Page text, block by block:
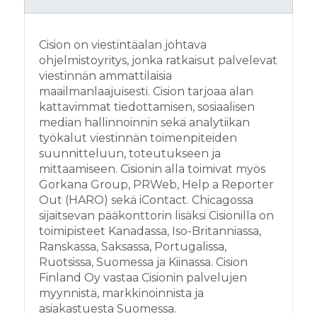
Cision on viestintäalan johtava
ohjelmistoyritys, jonka ratkaisut palvelevat
viestinnän ammattilaisia
maailmanlaajuisesti. Cision tarjoaa alan
kattavimmat tiedottamisen, sosiaalisen
median hallinnoinnin sekä analytiikan
työkalut viestinnän toimenpiteiden
suunnitteluun, toteutukseen ja
mittaamiseen. Cisionin alla toimivat myös
Gorkana Group, PRWeb, Help a Reporter
Out (HARO) sekä iContact. Chicagossa
sijaitsevan pääkonttorin lisäksi Cisionilla on
toimipisteet Kanadassa, Iso-Britanniassa,
Ranskassa, Saksassa, Portugalissa,
Ruotsissa, Suomessa ja Kiinassa. Cision
Finland Oy vastaa Cisionin palvelujen
myynnistä, markkinoinnista ja
asiakastuesta Suomessa.